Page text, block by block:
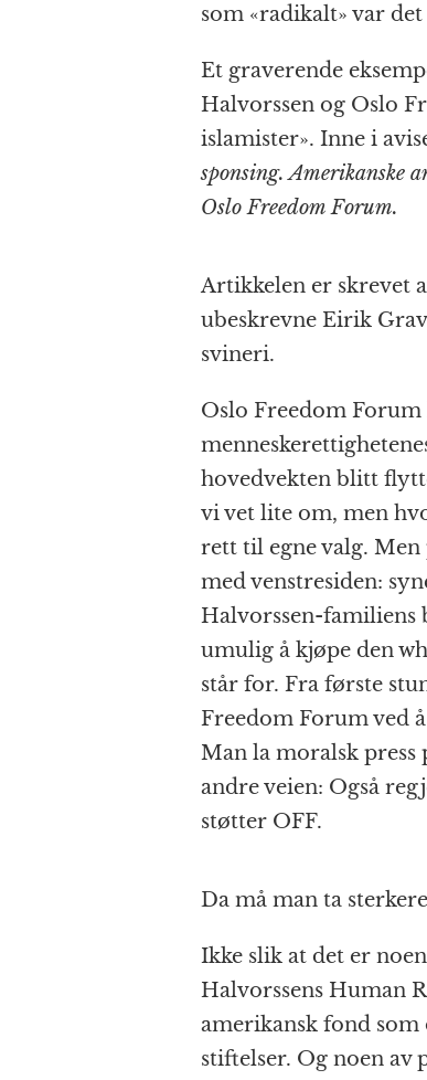
som «radikalt» var det
Et graverende
Halvorssen og Oslo
islamister». Inne i
sponsing. Amerikanske
Oslo Freedom Forum.
Artikkelen er skrevet
ubeskrevne Eirik
svineri.
Oslo Freedom
hovedvekten blitt
vi vet lite om, men
rett til egne valg.
med venstresiden:
Halvorssen-familiens
umulig å kjøpe den
står for. Fra første
Freedom Forum ved
Man la moralsk press
andre veien: Også
støtter OFF.
Da må man ta
Ikke slik at det er
Halvorssens Human
amerikansk fond som
stiftelser. Og noen av